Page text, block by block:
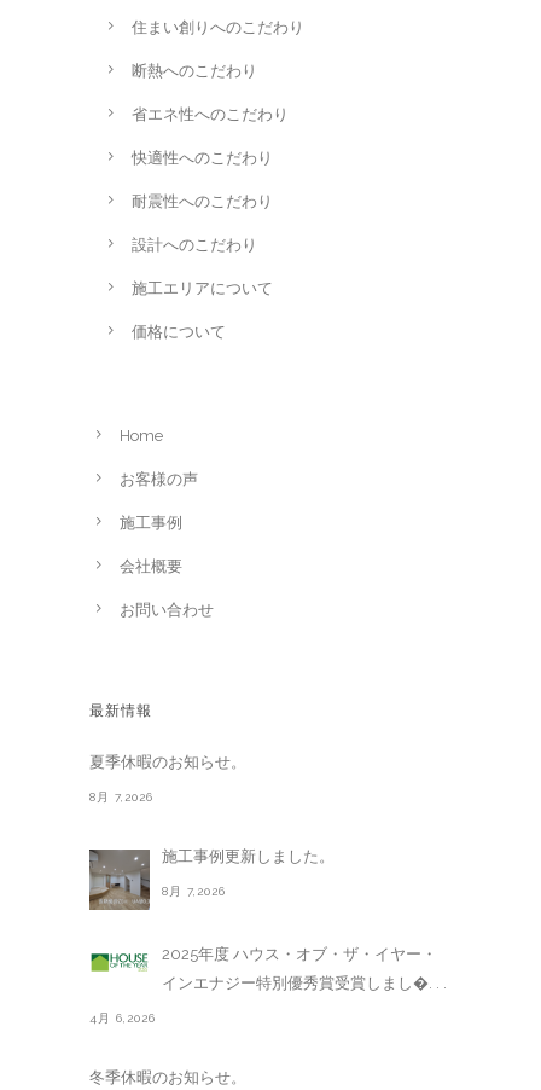
住まい創りへのこだわり
断熱へのこだわり
省エネ性へのこだわり
快適性へのこだわり
耐震性へのこだわり
設計へのこだわり
施工エリアについて
価格について
Home
お客様の声
施工事例
会社概要
お問い合わせ
最新情報
夏季休暇のお知らせ。
8月 7,2026
施工事例更新しました。
8月 7,2026
2025年度 ハウス・オブ・ザ・イヤー・
インエナジー特別優秀賞受賞しまし�. . .
4月 6,2026
冬季休暇のお知らせ。